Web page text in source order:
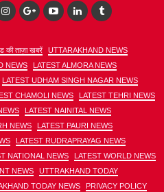
की ताज़ा खबरें
UTTARAKHAND NEWS
NEWS
LATEST ALMORA NEWS
LATEST UDHAM SINGH NAGAR NEWS
CHAMOLI NEWS
LATEST TEHRI NEWS
LATEST NAINITAL NEWS
NEWS
LATEST PAURI NEWS
LATEST RUDRAPRAYAG NEWS
NATIONAL NEWS
LATEST WORLD NEWS
NEWS
UTTRAKHAND TODAY
TODAY NEWS PRIVACY POLICY